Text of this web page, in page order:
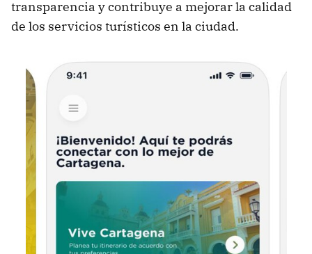
transparencia y contribuye a mejorar la calidad
de los servicios turísticos en la ciudad.